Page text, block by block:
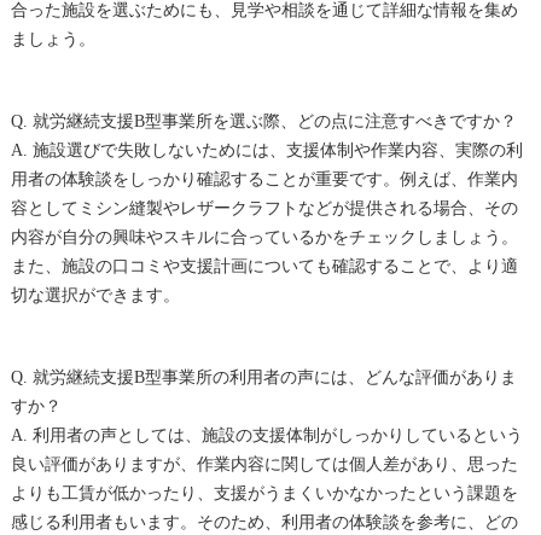
合った施設を選ぶためにも、見学や相談を通じて詳細な情報を集め
ましょう。
Q. 就労継続支援B型事業所を選ぶ際、どの点に注意すべきですか？
A. 施設選びで失敗しないためには、支援体制や作業内容、実際の利
用者の体験談をしっかり確認することが重要です。例えば、作業内
容としてミシン縫製やレザークラフトなどが提供される場合、その
内容が自分の興味やスキルに合っているかをチェックしましょう。
また、施設の口コミや支援計画についても確認することで、より適
切な選択ができます。
Q. 就労継続支援B型事業所の利用者の声には、どんな評価がありま
すか？
A. 利用者の声としては、施設の支援体制がしっかりしているという
良い評価がありますが、作業内容に関しては個人差があり、思った
よりも工賃が低かったり、支援がうまくいかなかったという課題を
感じる利用者もいます。そのため、利用者の体験談を参考に、どの